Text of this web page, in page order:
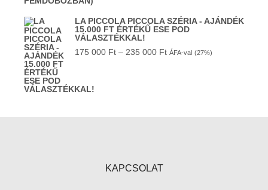
LA PICCOLA PICCOLA SZÉRIA - AJÁNDÉK
15.000 FT ÉRTÉKŰ ESE POD
VÁLASZTÉKKAL!
175 000 Ft – 235 000 Ft ÁFA-val (27%)
KAPCSOLAT